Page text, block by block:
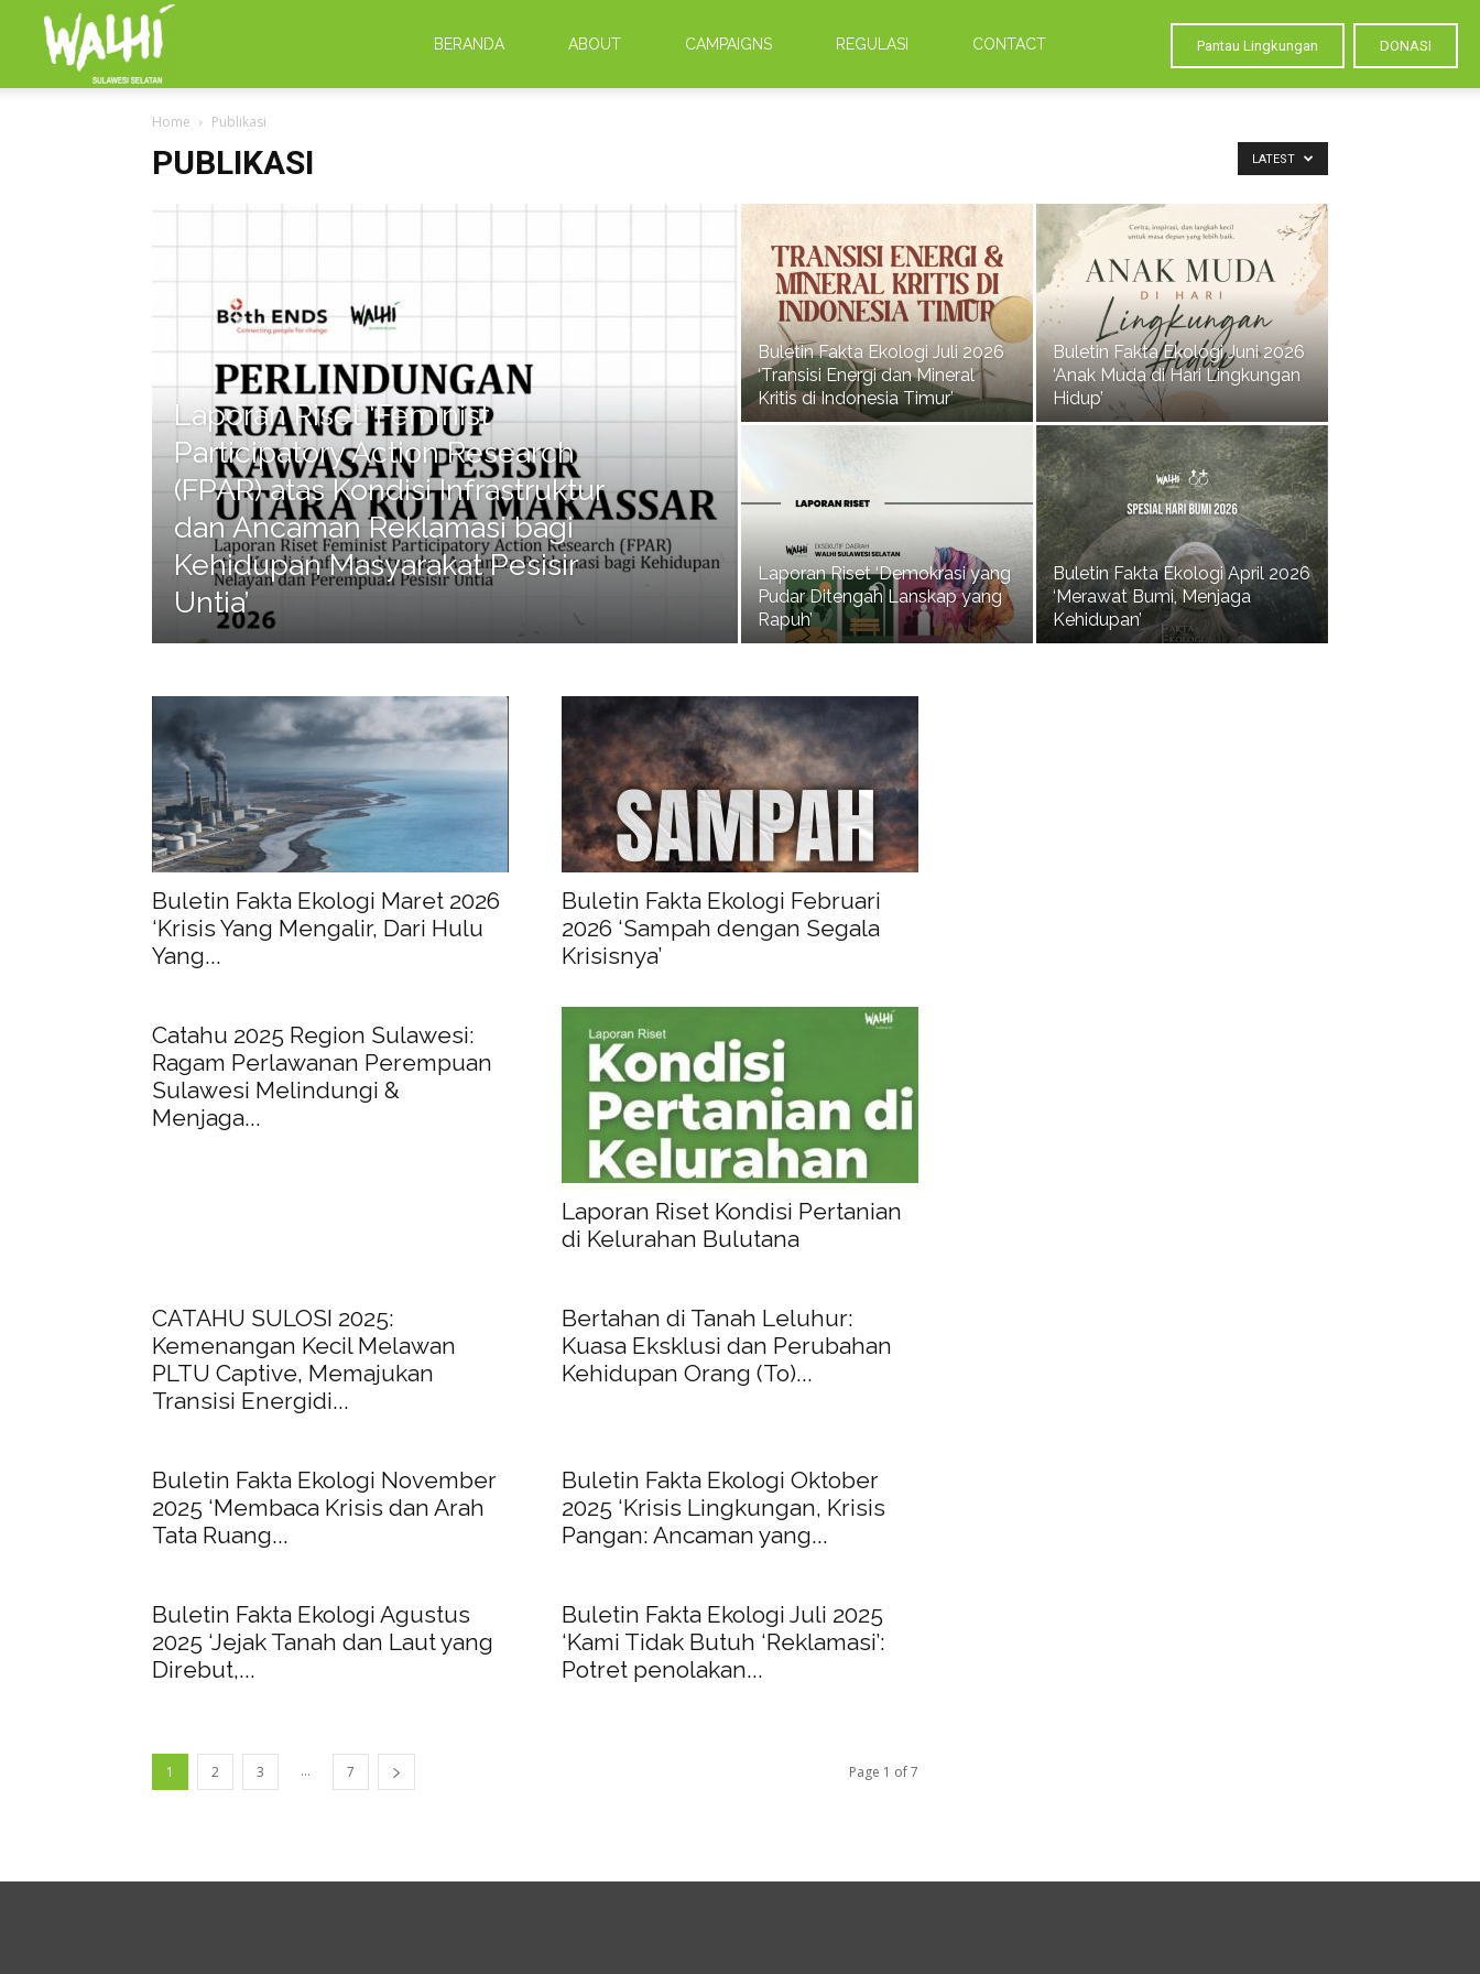
Pantau Lingkungan DONASI
Sulsel
BERANDA ABOUT CAMPAIGNS REGULASI CONTACT
Home Publikasi
PUBLIKASI LATEST
Laporan Riset ‘Feminist
Participatory Action Research
(FPAR) atas Kondisi Infrastruktur
dan Ancaman Reklamasi bagi
Kehidupan Masyarakat Pesisir
Untia’
Buletin Fakta Ekologi Juli 2026
‘Transisi Energi dan Mineral
Kritis di Indonesia Timur’
Buletin Fakta Ekologi Juni 2026
‘Anak Muda di Hari Lingkungan
Hidup’
Laporan Riset ‘Demokrasi yang
Pudar Ditengah Lanskap yang
Rapuh’
Buletin Fakta Ekologi April 2026
‘Merawat Bumi, Menjaga
Kehidupan’
Buletin Fakta Ekologi Maret 2026
‘Krisis Yang Mengalir, Dari Hulu
Yang...
Buletin Fakta Ekologi Februari
2026 ‘Sampah dengan Segala
Krisisnya’
Catahu 2025 Region Sulawesi:
Ragam Perlawanan Perempuan
Sulawesi Melindungi &
Menjaga...
Laporan Riset Kondisi Pertanian
di Kelurahan Bulutana
CATAHU SULOSI 2025:
Kemenangan Kecil Melawan
PLTU Captive, Memajukan
Transisi Energidi...
Bertahan di Tanah Leluhur:
Kuasa Eksklusi dan Perubahan
Kehidupan Orang (To)...
Buletin Fakta Ekologi November
2025 ‘Membaca Krisis dan Arah
Tata Ruang...
Buletin Fakta Ekologi Oktober
2025 ‘Krisis Lingkungan, Krisis
Pangan: Ancaman yang...
Buletin Fakta Ekologi Agustus
2025 ‘Jejak Tanah dan Laut yang
Direbut,...
Buletin Fakta Ekologi Juli 2025
‘Kami Tidak Butuh ‘Reklamasi’:
Potret penolakan...
1 2 3 ... 7 Page 1 of 7